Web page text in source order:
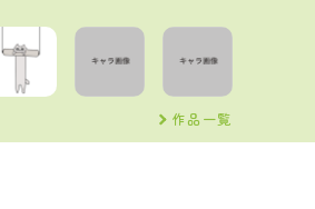
作品一覧